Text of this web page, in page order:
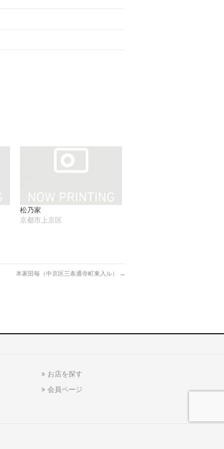
松乃家
京都市上京区
本家田毎（中京区三条通寺町東入ル） →
お店を探す
会員ページ